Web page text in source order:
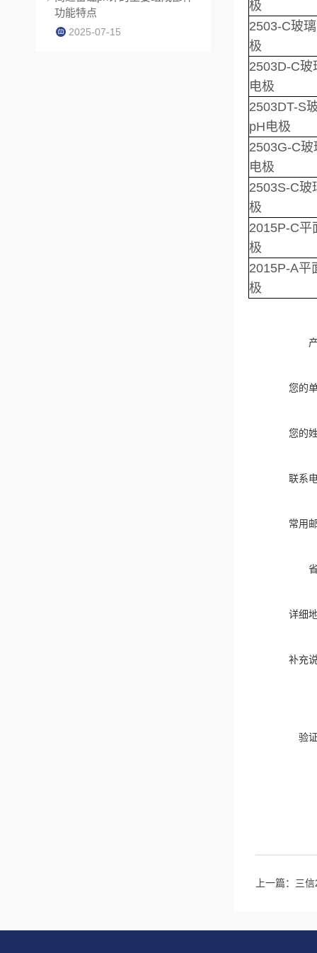
极
2503-C玻
极
2503D-C玻
电极
2503DT-S
pH电极
2503G-C
电极
2503S-C玻
极
2015P-C平
极
2015P-A平
极
您的
您的
联系
常用
详细
补充
验
上一篇： 三
功能特点
2025-07-15